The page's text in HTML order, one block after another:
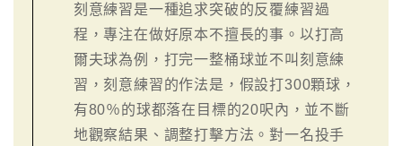
刻意練習是一種追求突破的反覆練習過
程，專注在做好原本不擅長的事。以打高
爾夫球為例，打完一整桶球並不叫刻意練
習，刻意練習的作法是，假設打300顆球，
有80％的球都落在目標的20呎內，並不斷
地觀察結果、調整打擊方法。對一名投手